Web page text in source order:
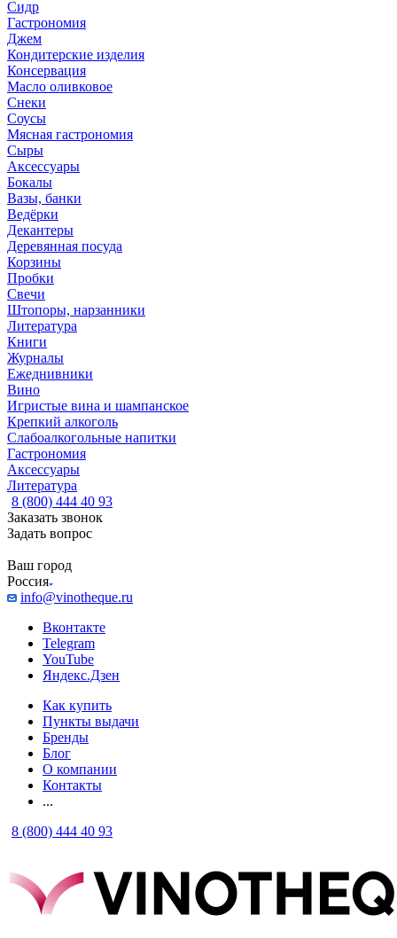
Сидр
Гастрономия
Джем
Кондитерские изделия
Консервация
Масло оливковое
Снеки
Соусы
Мясная гастрономия
Сыры
Аксессуары
Бокалы
Вазы, банки
Ведёрки
Декантеры
Деревянная посуда
Корзины
Пробки
Свечи
Штопоры, нарзанники
Литература
Книги
Журналы
Ежеднивники
Вино
Игристые вина и шампанское
Крепкий алкоголь
Слабоалкогольные напитки
Гастрономия
Аксессуары
Литература
8 (800) 444 40 93
Заказать звонок
Задать вопрос
Ваш город
Россия
info@vinotheque.ru
Вконтакте
Telegram
YouTube
Яндекс.Дзен
Как купить
Пункты выдачи
Бренды
Блог
О компании
Контакты
...
8 (800) 444 40 93